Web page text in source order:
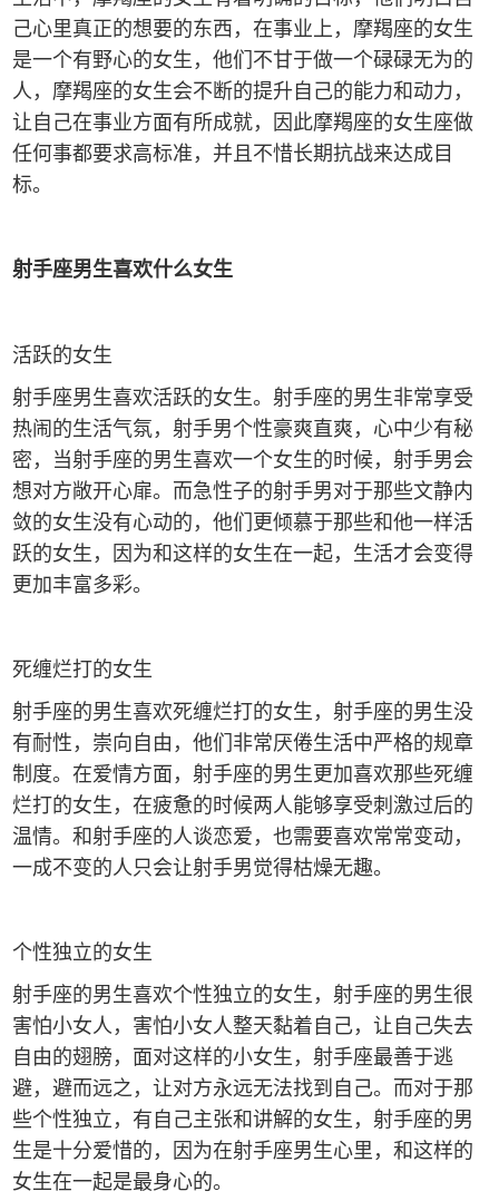
己心里真正的想要的东西，在事业上，摩羯座的女生
是一个有野心的女生，他们不甘于做一个碌碌无为的
人，摩羯座的女生会不断的提升自己的能力和动力，
让自己在事业方面有所成就，因此摩羯座的女生座做
任何事都要求高标准，并且不惜长期抗战来达成目
标。
射手座男生喜欢什么女生
活跃的女生
射手座男生喜欢活跃的女生。射手座的男生非常享受
热闹的生活气氛，射手男个性豪爽直爽，心中少有秘
密，当射手座的男生喜欢一个女生的时候，射手男会
想对方敞开心扉。而急性子的射手男对于那些文静内
敛的女生没有心动的，他们更倾慕于那些和他一样活
跃的女生，因为和这样的女生在一起，生活才会变得
更加丰富多彩。
死缠烂打的女生
射手座的男生喜欢死缠烂打的女生，射手座的男生没
有耐性，崇向自由，他们非常厌倦生活中严格的规章
制度。在爱情方面，射手座的男生更加喜欢那些死缠
烂打的女生，在疲惫的时候两人能够享受刺激过后的
温情。和射手座的人谈恋爱，也需要喜欢常常变动，
一成不变的人只会让射手男觉得枯燥无趣。
个性独立的女生
射手座的男生喜欢个性独立的女生，射手座的男生很
害怕小女人，害怕小女人整天黏着自己，让自己失去
自由的翅膀，面对这样的小女生，射手座最善于逃
避，避而远之，让对方永远无法找到自己。而对于那
些个性独立，有自己主张和讲解的女生，射手座的男
生是十分爱惜的，因为在射手座男生心里，和这样的
女生在一起是最身心的。